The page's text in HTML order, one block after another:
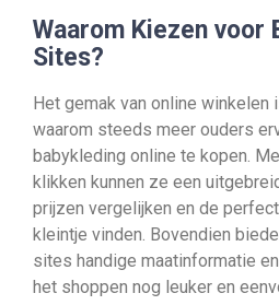
Waarom Kiezen voor
Sites?
Het gemak van online winkelen
waarom steeds meer ouders
babykleding online te kopen.
klikken kunnen ze een
prijzen vergelijken en de
kleintje vinden. Bovendien
sites handige maatinformatie
het shoppen nog leuker en